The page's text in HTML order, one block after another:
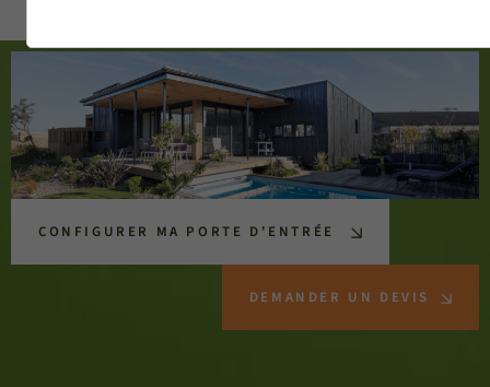
CONFIGURER MA PORTE D'ENTRÉE
DEMANDER UN DEVIS